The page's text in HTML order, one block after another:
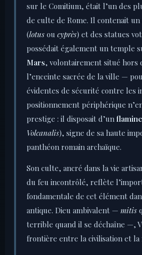
sur le Comitium, était l’un des
de culte de Rome. Il contenait un
(lotus ou cyprès) et des statues
possédait également un temple
Mars, volontairement situé hors
l’enceinte sacrée de la ville —
évidentes de sécurité contre les
positionnement périphérique
prestige : il disposait d’un flamine
Volcanalis), signe de sa haute
panthéon romain archaïque.
Son culte, ancré dans la vie
du feu incontrôlé, reflète
fondamentale de cet élément
antique. Dieu ambivalent — mitis
terrible quand il se déchaîne —,
frontière entre la civilisation et la